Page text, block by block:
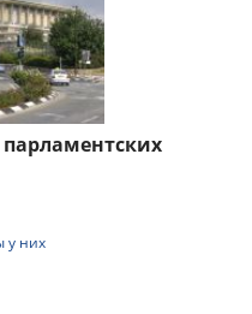
у них